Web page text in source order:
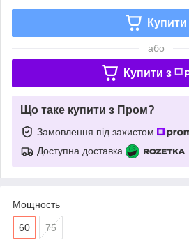
Купити
або
Купити з
Що таке купити з Пром?
Замовлення під захистом
Доступна доставка
Мощность
60 75